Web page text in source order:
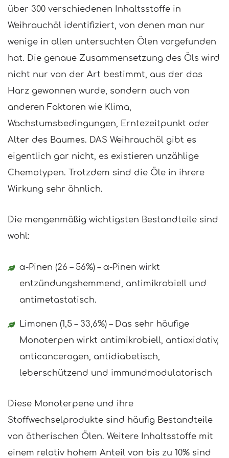
über 300 verschiedenen Inhaltsstoffe in
Weihrauchöl identifiziert, von denen man nur
wenige in allen untersuchten Ölen vorgefunden
hat. Die genaue Zusammensetzung des Öls wird
nicht nur von der Art bestimmt, aus der das
Harz gewonnen wurde, sondern auch von
anderen Faktoren wie Klima,
Wachstumsbedingungen, Erntezeitpunkt oder
Alter des Baumes. DAS Weihrauchöl gibt es
eigentlich gar nicht, es existieren unzählige
Chemotypen. Trotzdem sind die Öle in ihrere
Wirkung sehr ähnlich.
Die mengenmäßig wichtigsten Bestandteile sind
wohl:
α-Pinen (26 – 56%) – α-Pinen wirkt
entzündungshemmend, antimikrobiell und
antimetastatisch.
Limonen (1,5 – 33,6%) – Das sehr häufige
Monoterpen wirkt antimikrobiell, antioxidativ,
anticancerogen, antidiabetisch,
leberschützend und immundmodulatorisch
Diese Monoterpene und ihre
Stoffwechselprodukte sind häufig Bestandteile
von ätherischen Ölen. Weitere Inhaltsstoffe mit
einem relativ hohem Anteil von bis zu 10% sind